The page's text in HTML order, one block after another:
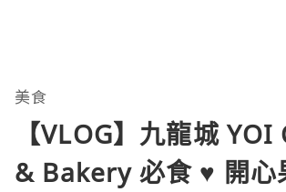
美食
【VLOG】九龍城
& Bakery 必食 ♥ 開心